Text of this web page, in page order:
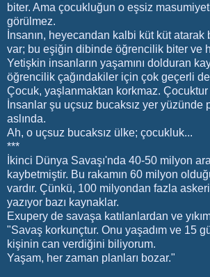
biter. Ama çocukluğun o eşsiz
görülmez.
İnsanın, heyecandan kalbi küt küt atarak
var; bu eşiğin dibinde öğrencilik biter ve
Yetişkin insanların yaşamını dolduran
öğrencilik çağındakiler için çok geçerli
Çocuk, yaşlanmaktan korkmaz.
İnsanlar şu uçsuz bucaksız yer yüzünde
aslında.
Ah, o uçsuz bucaksız ülke; çocukluk...
***
İkinci Dünya Savaşı'nda 40-50 milyon
kaybetmiştir. Bu rakamın 60 milyon
vardır. Çünkü, 100 milyondan fazla
yazıyor bazı kaynaklar.
Exupery de savaşa katılanlardan ve
"Savaş korkunçtur. Onu yaşadım ve 15
kişinin can verdiğini biliyorum.
Yaşam, her zaman planları bozar."